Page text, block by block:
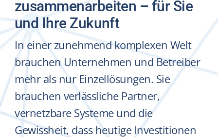
Kontakt
Jobs NEW
zusammenarbeiten – für Sie
und Ihre Zukunft
In einer zunehmend komplexen Welt
brauchen Unternehmen und Betreiber
mehr als nur Einzellösungen. Sie
brauchen verlässliche Partner,
vernetzbare Systeme und die
Gewissheit, dass heutige Investitionen